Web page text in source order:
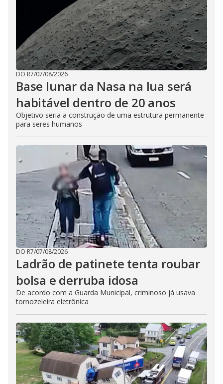
DO R7/07/08/2026
Base lunar da Nasa na lua será
habitável dentro de 20 anos
Objetivo seria a construção de uma estrutura permanente
para seres humanos
DO R7/07/08/2026
Ladrão de patinete tenta roubar
bolsa e derruba idosa
De acordo com a Guarda Municipal, criminoso já usava
tornozeleira eletrônica